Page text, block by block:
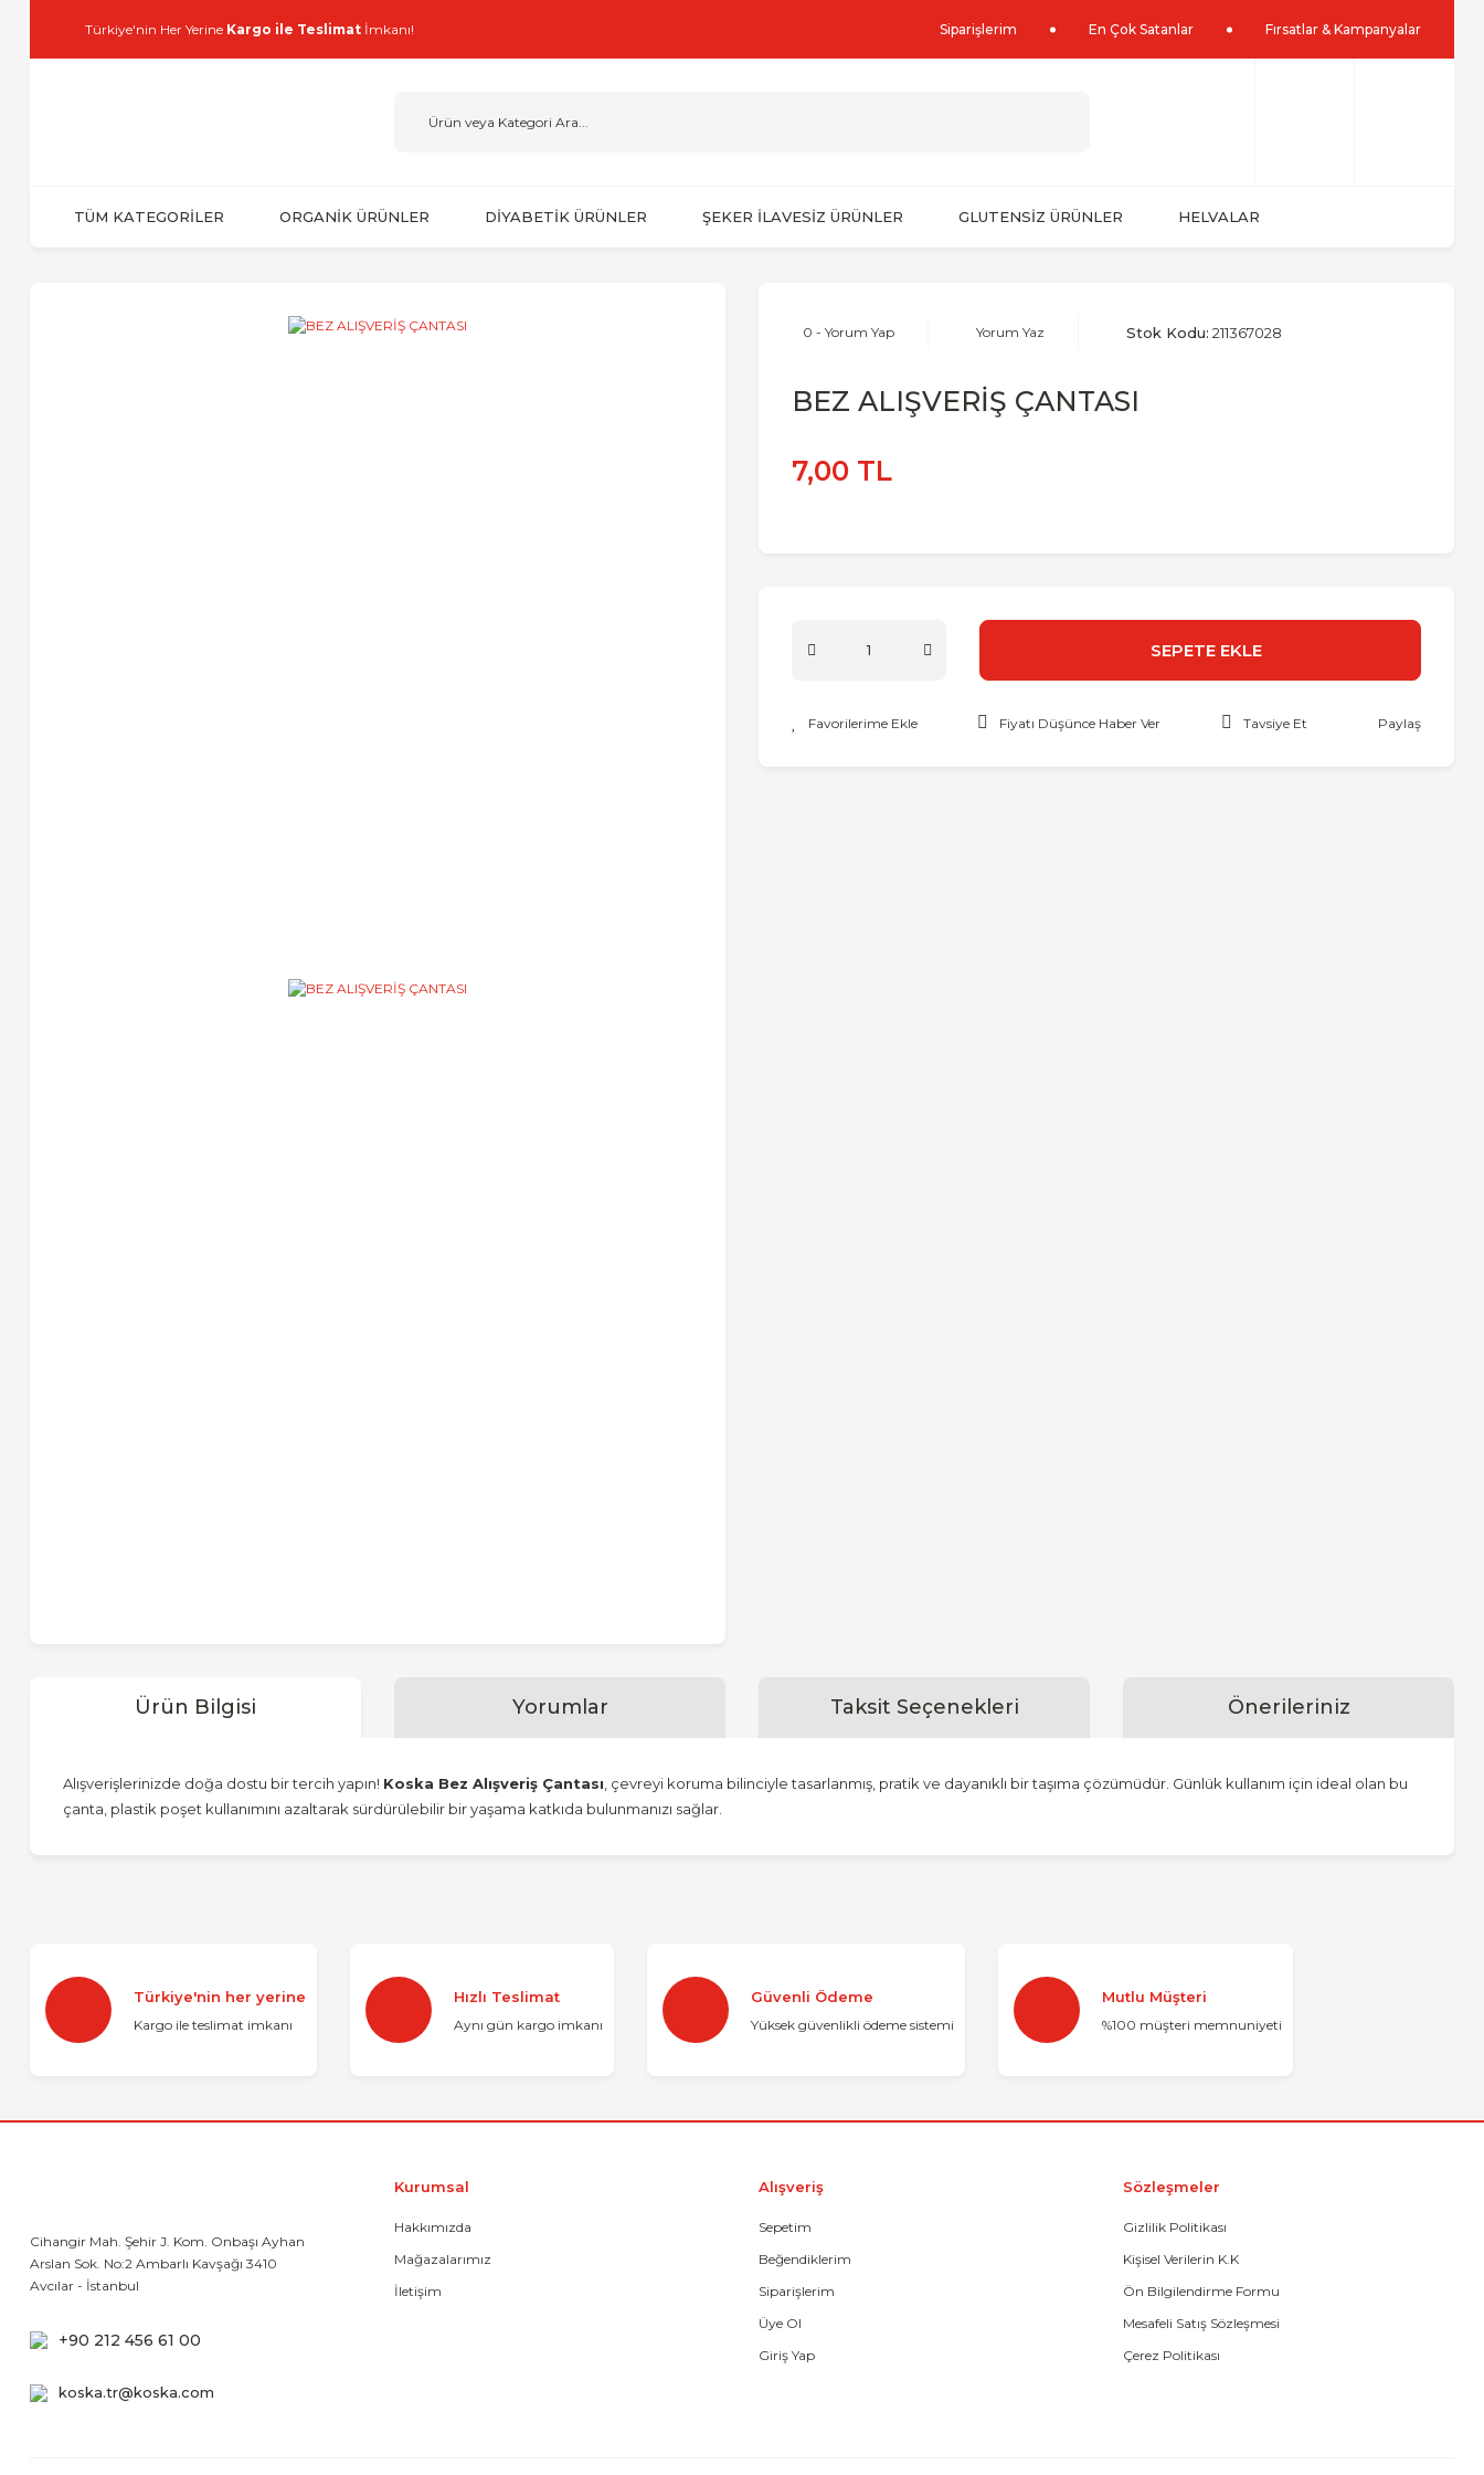
Türkiye'nin Her Yerine Kargo ile Teslimat İmkanı! Siparişlerim En Çok Satanlar Fırsatlar & Kampanyalar
TÜM KATEGORİLER ORGANİK ÜRÜNLER DİYABETİK ÜRÜNLER ŞEKER İLAVESİZ ÜRÜNLER GLUTENSİZ ÜRÜNLER HELVALAR
0 - Yorum Yap Yorum Yaz Stok Kodu: 211367028
BEZ ALIŞVERİŞ ÇANTASI
7,00 TL
SEPETE EKLE
Fiyatı Düşünce Haber Ver Tavsiye Et Paylaş
Ürün Bilgisi Yorumlar Taksit Seçenekleri Önerileriniz
Alışverişlerinizde doğa dostu bir tercih yapın! Koska Bez Alışveriş Çantası , çevreyi koruma bilinciyle tasarlanmış, pratik ve dayanıklı bir taşıma çözümüdür. Günlük kullanım için ideal olan bu
çanta, plastik poşet kullanımını azaltarak sürdürülebilir bir yaşama katkıda bulunmanızı sağlar.
Yorum Yaz
Ürün resmi kalitesiz, bozuk veya görüntülenemiyor.
Ürün açıklamasında eksik bilgiler bulunuyor.
Türkiye'nin her yerine
Kargo ile teslimat imkanı
Hızlı Teslimat
Aynı gün kargo imkanı
Güvenli Ödeme
Yüksek güvenlikli ödeme sistemi
Mutlu Müşteri
%100 müşteri memnuniyeti
Cihangir Mah. Şehir J. Kom. Onbaşı Ayhan
Arslan Sok. No:2 Ambarlı Kavşağı 3410
Avcılar - İstanbul
+90 212 456 61 00
koska.tr@koska.com
Kurumsal
Hakkımızda
Mağazalarımız
İletişim
Alışveriş
Sepetim
Beğendiklerim
Siparişlerim
Üye Ol
Giriş Yap
Sözleşmeler
Gizlilik Politikası
Kişisel Verilerin K.K
Ön Bilgilendirme Formu
Mesafeli Satış Sözleşmesi
Çerez Politikası